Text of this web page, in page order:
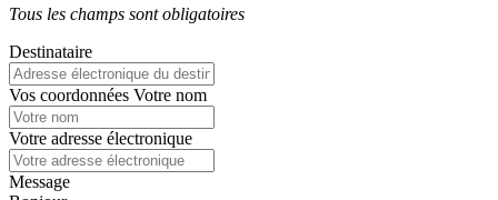
Tous les champs sont obligatoires
Destinataire
Vos coordonnées Votre nom
Votre adresse électronique
Message